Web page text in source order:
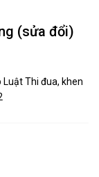
(sửa đổi)
Thi đua, khen